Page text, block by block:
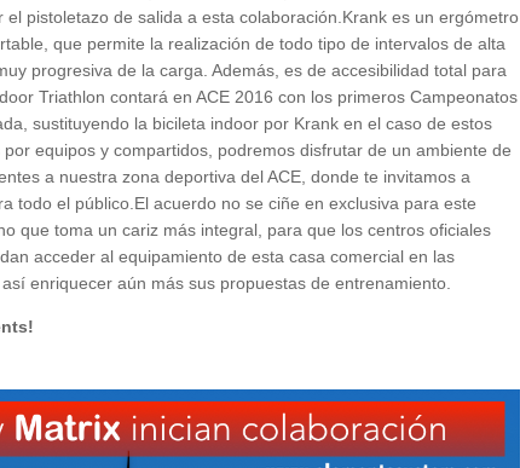
pistoletazo de salida a esta colaboración.Krank es un ergómetro
que permite la realización de todo tipo de intervalos de alta
progresiva de la carga. Además, es de accesibilidad total para
Triathlon contará en ACE 2016 con los primeros Campeonatos
sustituyendo la bicileta indoor por Krank en el caso de estos
equipos y compartidos, podremos disfrutar de un ambiente de
a nuestra zona deportiva del ACE, donde te invitamos a
todo el público.El acuerdo no se ciñe en exclusiva para este
que toma un cariz más integral, para que los centros oficiales
acceder al equipamiento de esta casa comercial en las
enriquecer aún más sus propuestas de entrenamiento.